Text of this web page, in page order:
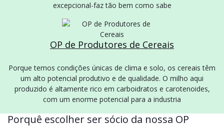
excepcional-faz tão bem como sabe
OP de Produtores de Cereais
Porque temos condições únicas de clima e solo, os cereais têm
um alto potencial produtivo e de qualidade. O milho aqui
produzido é altamente rico em carboidratos e carotenoides,
com um enorme potencial para a industria
Porquê escolher ser sócio da nossa OP